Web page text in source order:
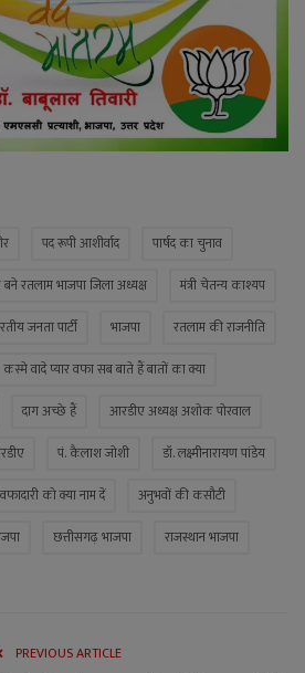
पद रूपी आशीर्वाद
पार्षद का चुनाव
बने रतलाम भाजपा जिला अध्यक्ष
मंत्री चेतन्य काश्यप
जनता पार्टी भाजपा
रतलाम की राजनीति
कस्मे वादे प्यार वफा सब बाते हैं बातों का क्या
दाग अच्छे हैं
आरडीए अध्यक्ष अशोक पोरवाल
पं. कैलाश जोशी
डॉ. लक्ष्मीनारायण पांडेय
को क्या नाम दें
अनुभवों की कसौटी
छत्तीसगढ़ भाजपा राजस्थान भाजपा
PREVIOUS ARTICLE